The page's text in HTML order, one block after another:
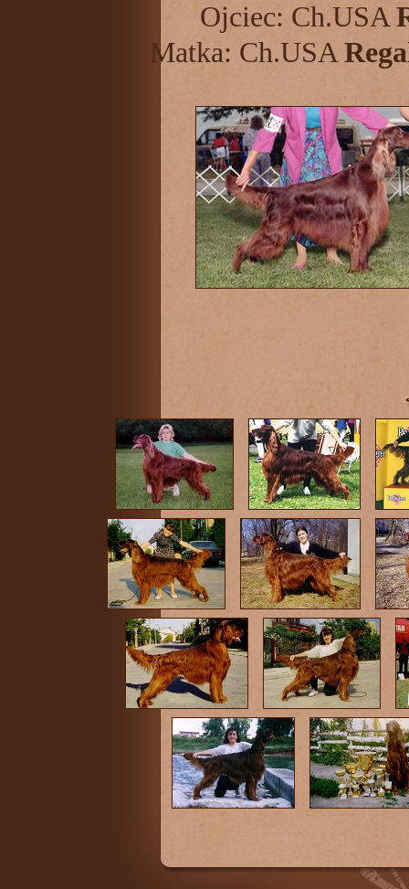
Ojciec: Ch.USA
Matka: Ch.USA